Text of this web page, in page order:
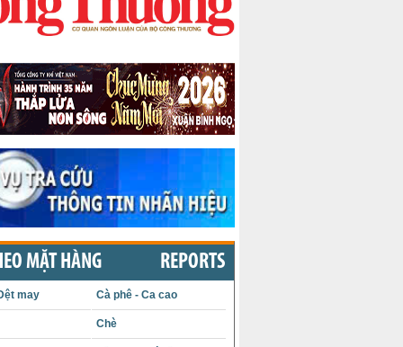
MẶT HÀNG REPORTS
may Cà phê - Ca cao
Chè